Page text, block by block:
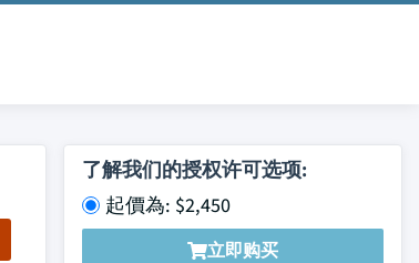
了解我们的授权许可选项:
起價為: $2,450
立即购买